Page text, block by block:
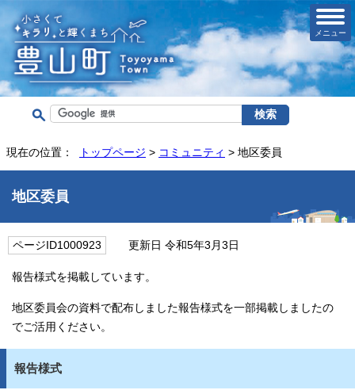
メニュー
現在の位置： トップページ > コミュニティ > 地区委員
地区委員
ページID1000923 更新日 令和5年3月3日
報告様式を掲載しています。
地区委員会の資料で配布しました報告様式を一部掲載しましたの
でご活用ください。
報告様式